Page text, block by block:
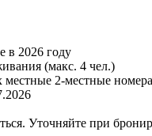
в 2026 году
(макс. 4 чел.)
2-местные номера
Уточняйте при